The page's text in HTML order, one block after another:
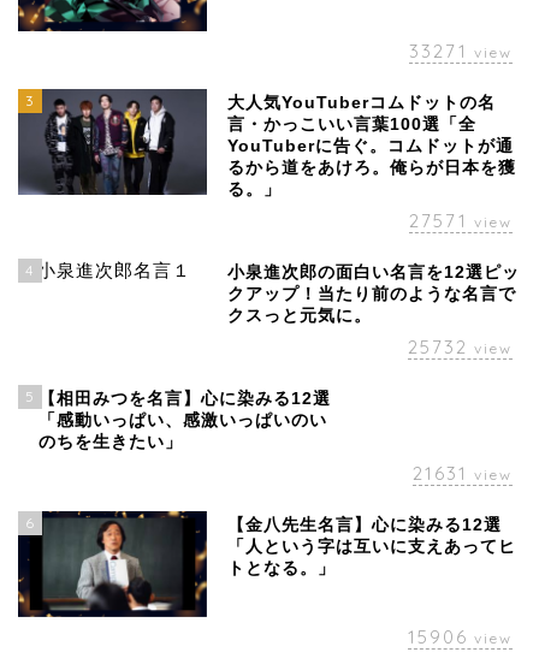
33271 view
3
大人気YouTuberコムドットの名
言・かっこいい言葉100選「全
YouTuberに告ぐ。コムドットが通
るから道をあけろ。俺らが日本を獲
る。」
27571 view
4
小泉進次郎の面白い名言を12選ピッ
クアップ！当たり前のような名言で
クスっと元気に。
25732 view
5
【相田みつを名言】心に染みる12選
「感動いっぱい、感激いっぱいのい
のちを生きたい」
21631 view
6
【金八先生名言】心に染みる12選
「人という字は互いに支えあってヒ
トとなる。」
15906 view